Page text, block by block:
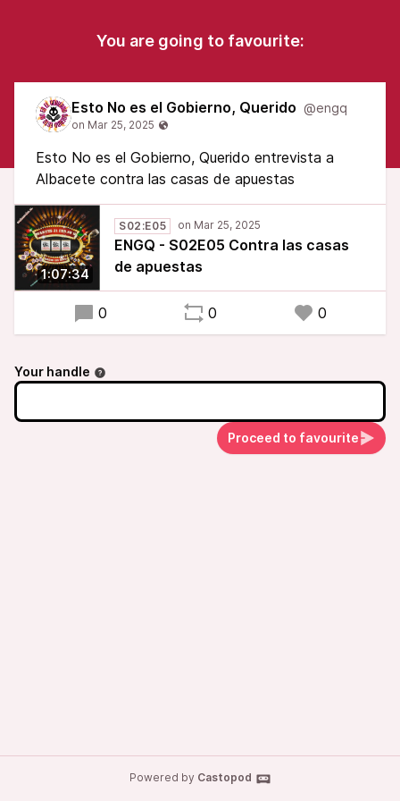
You are going to favourite:
Esto No es el Gobierno, Querido @engq
Esto No es el Gobierno, Querido entrevista a
Albacete contra las casas de apuestas
1:07:34
S02:E05
ENGQ - S02E05 Contra las casas
de apuestas
0 0 0
Your handle
Proceed to favourite
Powered by Castopod